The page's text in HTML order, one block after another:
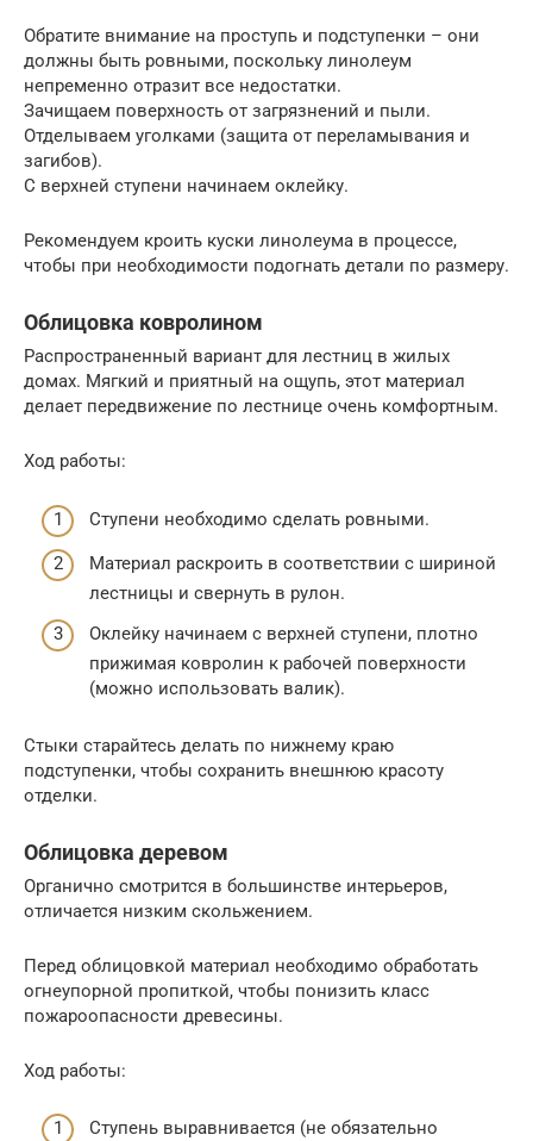
Обратите внимание на проступь и подступенки – они
должны быть ровными, поскольку линолеум
непременно отразит все недостатки.
Зачищаем поверхность от загрязнений и пыли.
Отделываем уголками (защита от переламывания и
загибов).
С верхней ступени начинаем оклейку.
Рекомендуем кроить куски линолеума в процессе,
чтобы при необходимости подогнать детали по размеру.
Облицовка ковролином
Распространенный вариант для лестниц в жилых
домах. Мягкий и приятный на ощупь, этот материал
делает передвижение по лестнице очень комфортным.
Ход работы:
Ступени необходимо сделать ровными.
Материал раскроить в соответствии с шириной
лестницы и свернуть в рулон.
Оклейку начинаем с верхней ступени, плотно
прижимая ковролин к рабочей поверхности
(можно использовать валик).
Стыки старайтесь делать по нижнему краю
подступенки, чтобы сохранить внешнюю красоту
отделки.
Облицовка деревом
Органично смотрится в большинстве интерьеров,
отличается низким скольжением.
Перед облицовкой материал необходимо обработать
огнеупорной пропиткой, чтобы понизить класс
пожароопасности древесины.
Ход работы:
Ступень выравнивается (не обязательно